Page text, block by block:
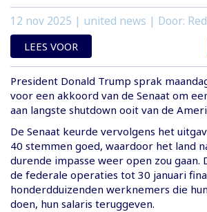
12 nov 2025 | united news | Door:
LEES VOOR
President Donald Trump sprak
voor een akkoord van de Senaat om
aan langste shutdown ooit van de
De Senaat keurde vervolgens het
40 stemmen goed, waardoor het land
durende impasse weer open zou gaan.
de federale operaties tot 30 januari
honderdduizenden werknemers die
doen, hun salaris teruggeven.